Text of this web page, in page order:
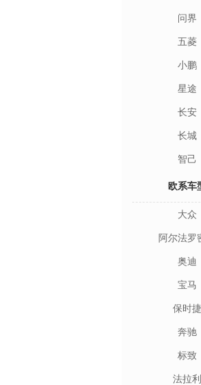
问界
五菱
小鹏
星途
长安
长城
智己
欧系车
大众
阿尔法罗
奥迪
宝马
保时捷
奔驰
标致
法拉利